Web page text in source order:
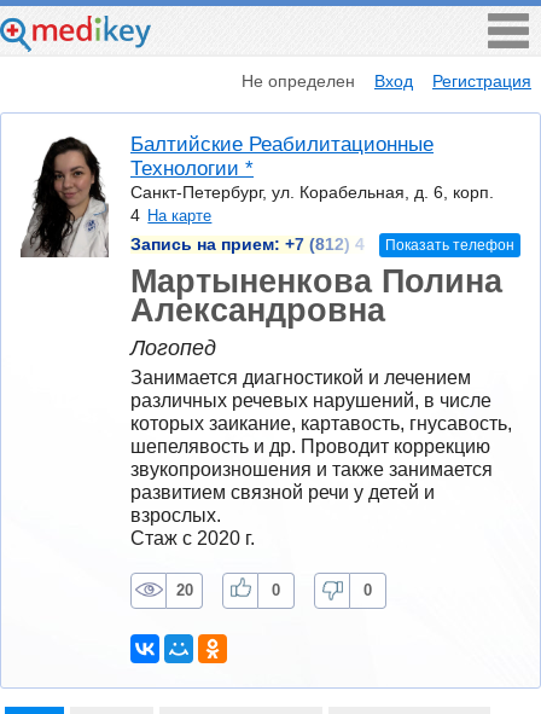
Не определен Вход Регистрация
Балтийские Реабилитационные
Технологии *
Санкт-Петербург, ул. Корабельная, д. 6, корп.
4 На карте
Запись на прием: +7 (812) 4 Показать телефон
Мартыненкова Полина
Александровна
Логопед
Занимается диагностикой и лечением
различных речевых нарушений, в числе
которых заикание, картавость, гнусавость,
шепелявость и др. Проводит коррекцию
звукопроизношения и также занимается
развитием связной речи у детей и
взрослых.
Стаж с 2020 г.
20 0 0